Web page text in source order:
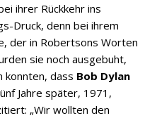
ihrer Rückkehr ins
Druck, denn bei ihrem
der in Robertsons Worten
sie noch ausgebuht,
konnten, dass Bob Dylan
Jahre später, 1971,
„Wir wollten den